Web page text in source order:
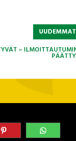
–